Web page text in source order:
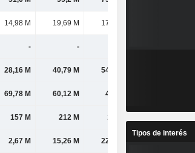
14,98 M 19,69 M 17,41 M
- -
28,16 M 40,79 M 54,73 M
69,78 M 60,12 M 41,1 M
157 M 212 M 163 M
2,67 M 15,26 M 22,54 M
Tipos de interés